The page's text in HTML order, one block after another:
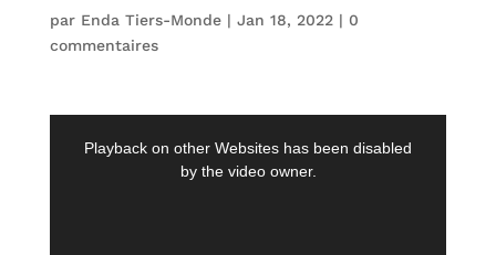
par Enda Tiers-Monde| Jan 18, 2022| 0
commentaires